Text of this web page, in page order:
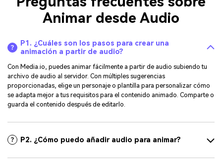
Animar desde Audio
P1. ¿Cuáles son los pasos para crear una
animación a partir de audio?
Con Media.io, puedes animar fácilmente a partir de audio subiendo tu
archivo de audio al servidor. Con múltiples sugerencias
proporcionadas, elige un personaje o plantilla para personalizar cómo
se adapta mejor a tus requisitos para el contenido animado. Comparte o
guarda el contenido después de editarlo.
P2. ¿Cómo puedo añadir audio para animar?